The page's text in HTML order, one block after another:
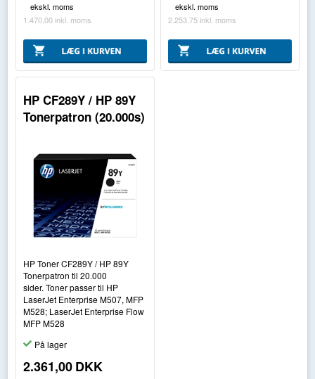
ekskl. moms
1.470,00 inkl. moms
ekskl. moms
2.253,75 inkl. moms
HP CF289Y / HP 89Y
Tonerpatron (20.000s)
HP Toner CF289Y / HP 89Y
Tonerpatron til 20.000
sider. Toner passer til HP
LaserJet Enterprise M507, MFP
M528; LaserJet Enterprise Flow
MFP M528
På lager
2.361,00DKK